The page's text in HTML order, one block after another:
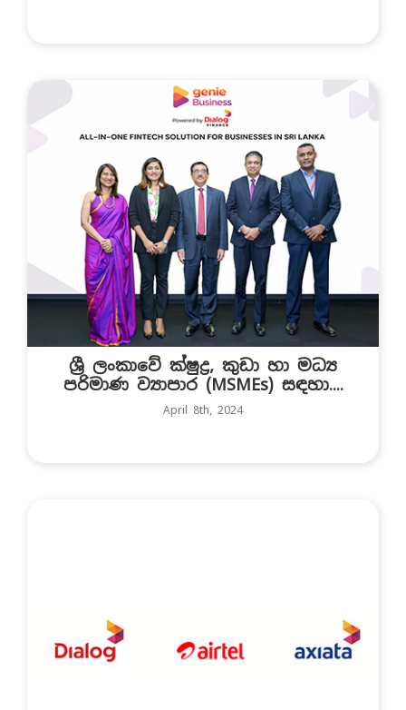
ශ්‍රී ලංකාවේ ක්ෂුද්‍ර, කුඩා හා මධ්‍ය
පරිමාණ ව්‍යාපාර (MSMEs) සඳහා....
April 8th, 2024